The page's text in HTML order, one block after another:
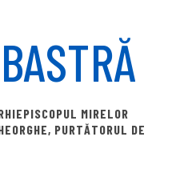
MIRELOR
PURTĂTORUL DE